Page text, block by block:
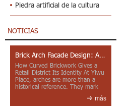
Piedra artificial de la cultura
NOTICIAS
Brick Arch Facade Design: A Closer Look at Yiwu Place
How Curved Brickwork Gives a
Retail District Its Identity At Yiwu
Place, arches are more than a
historical reference. They mark
más